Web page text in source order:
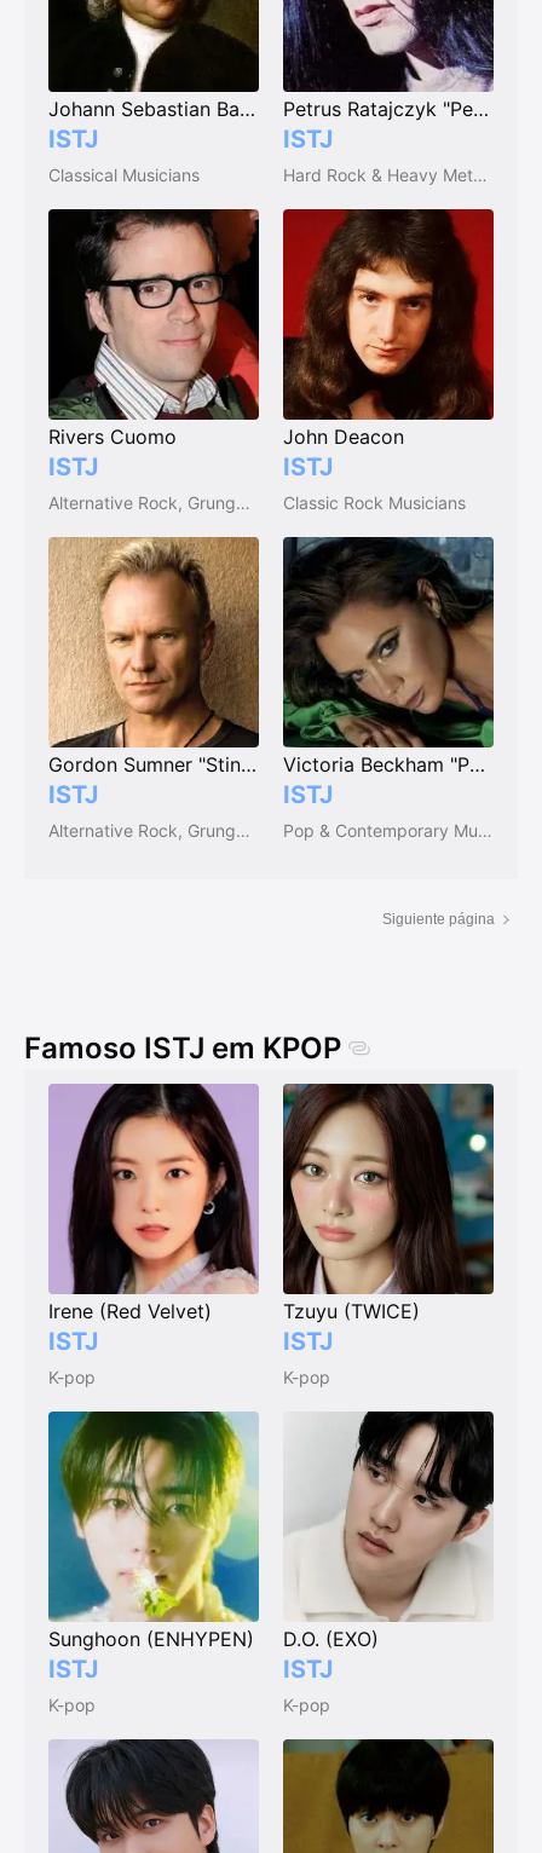
Johann Sebastian Bach
ISTJ
Classical Musicians
Petrus Ratajczyk "Peter Steele"
ISTJ
Hard Rock & Heavy Metal Musicians
Rivers Cuomo
ISTJ
Alternative Rock, Grunge, Punk, & New Wave Musicians
John Deacon
ISTJ
Classic Rock Musicians
Gordon Sumner "Sting"
ISTJ
Alternative Rock, Grunge, Punk, & New Wave Musicians
Victoria Beckham "Posh Spice"
ISTJ
Pop & Contemporary Musicians
Siguiente página
Famoso ISTJ em KPOP
Irene (Red Velvet)
ISTJ
K-pop
Tzuyu (TWICE)
ISTJ
K-pop
Sunghoon (ENHYPEN)
ISTJ
K-pop
D.O. (EXO)
ISTJ
K-pop